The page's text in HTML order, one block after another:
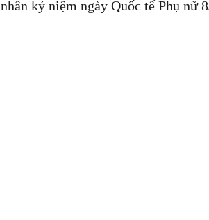
nhân kỷ niệm ngày Quốc tế Phụ nữ